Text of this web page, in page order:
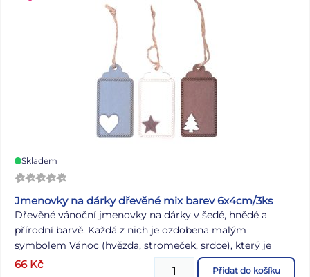
Skladem
Jmenovky na dárky dřevěné mix barev 6x4cm/3ks
Dřevěné vánoční jmenovky na dárky v šedé, hnědé a
přírodní barvě. Každá z nich je ozdobena malým
symbolem Vánoc (hvězda, stromeček, srdce), který je
taktéž ze dřeva. Dárky ozdobené těmito jmenovkami
66 Kč Přidat do košíku